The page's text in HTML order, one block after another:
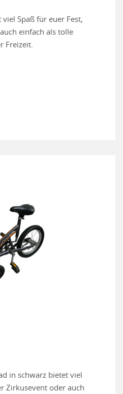
Spaß für euer Fest,
einfach als tolle
Freizeit.
in schwarz bietet viel
Zirkusevent oder auch